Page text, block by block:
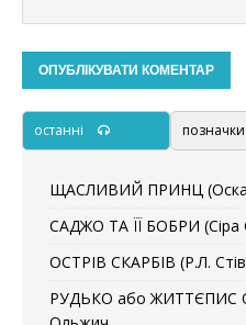
останні позначки
ЩАСЛИВИЙ ПРИНЦ
САДЖО ТА ЇЇ БОБРИ (Сіра
ОСТРІВ СКАРБІВ (Р.Л.
РУДЬКО або ЖИТТЄПИС